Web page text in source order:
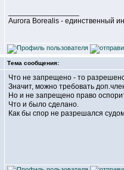
Aurora Borealis - единственный
Тема сообщения:
Что не запрещено - то
Значит, можно требовать
Но и не запрещено право
Что и было сделано.
Как бы спор не разрешался